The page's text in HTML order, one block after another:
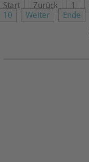
Start Zurück 1
10
Weiter
Ende